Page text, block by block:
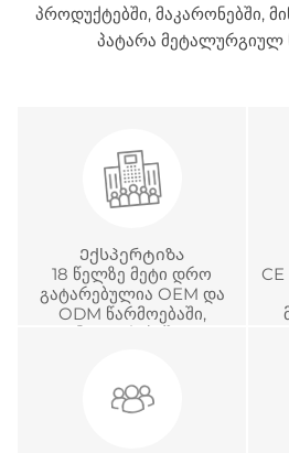
პროდუქტებში, მაკარონებში,
პატარა მეტალურგიულ
Ექსპერტიზა
18 წელზე მეტი დრო
გატარებულია OEM და
ODM წარმოებაში,